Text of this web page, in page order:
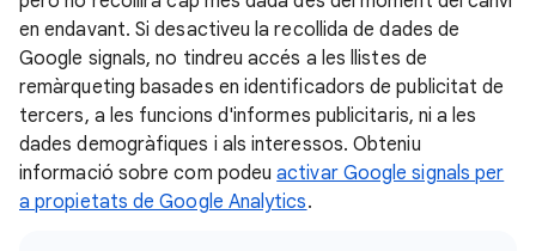
en endavant. Si desactiveu la recollida de dades de
Google signals, no tindreu accés a les llistes de
remàrqueting basades en identificadors de publicitat de
tercers, a les funcions d'informes publicitaris, ni a les
dades demogràfiques i als interessos. Obteniu
informació sobre com podeuactivar Google signals per
a propietats de Google Analytics.